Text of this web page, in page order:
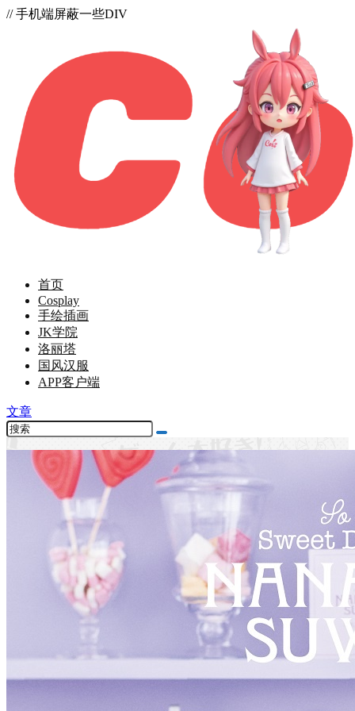
// 手机端屏蔽一些DIV
首页
Cosplay
手绘插画
JK学院
洛丽塔
国风汉服
APP客户端
文章